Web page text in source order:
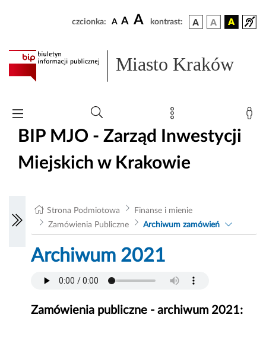
czcionka: A A A kontrast:
Miasto Kraków
BIP MJO - Zarząd Inwestycji
Miejskich w Krakowie
Strona Podmiotowa
Finanse i mienie
Zamówienia Publiczne
Archiwum zamówień
Archiwum 2021
Zamówienia publiczne - archiwum 2021: